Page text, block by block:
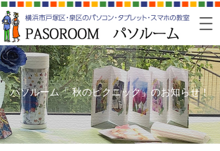
パソルーム「 秋のピクニック」のお知らせ！